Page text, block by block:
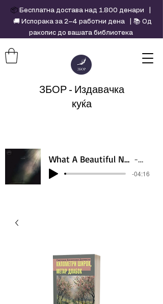
ЗБОР - Издавачка
куќа
What A Beautiful Name - Hillsong - Violin cover by Daniel Jang Artist
-04:16
📦 Бесплатна достава над 1.800 денари |
🚚 Испорака за 2–4 работни дена | 📚 Од
ракопис до вашата библиотека